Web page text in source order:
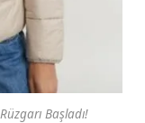
Başladı!